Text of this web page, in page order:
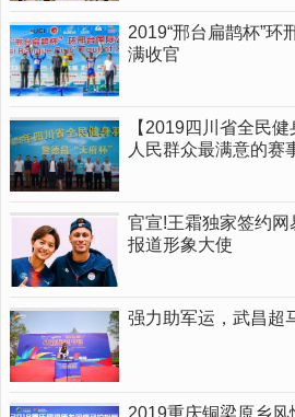
2019“邢台扁鹊杯”环
满收官
【2019四川省全民
人民群众最满意的赛
官宣!王霜独家签约
报道形象大使
强力助军运，武昌超
2019重庆铜梁原乡